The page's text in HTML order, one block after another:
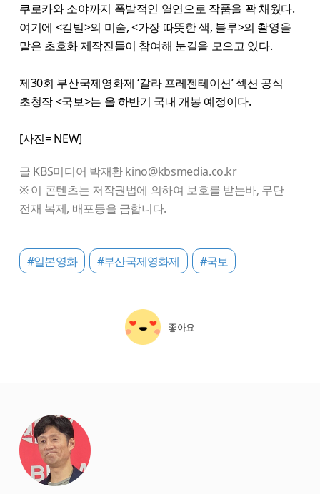
쿠로카와 소야까지 폭발적인 열연으로 작품을 꽉 채웠다.
여기에 <킬빌>의 미술, <가장 따뜻한 색, 블루>의 촬영을
맡은 초호화 제작진들이 참여해 눈길을 모으고 있다.
제30회 부산국제영화제 ‘갈라 프레젠테이션’ 섹션 공식
초청작 <국보>는 올 하반기 국내 개봉 예정이다.
[사진= NEW]
글 KBS미디어 박재환 kino@kbsmedia.co.kr
※ 이 콘텐츠는 저작권법에 의하여 보호를 받는바, 무단
전재 복제, 배포등을 금합니다.
#일본영화 #부산국제영화제 #국보
좋아요